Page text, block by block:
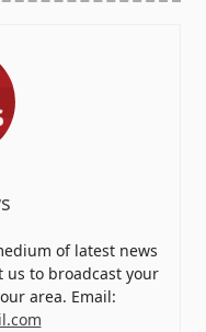
of latest news
us to broadcast your
area. Email: